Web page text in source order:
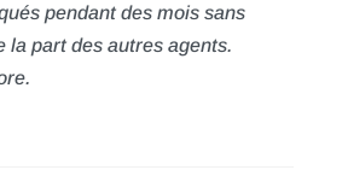
pendant des mois sans
la part des autres agents.